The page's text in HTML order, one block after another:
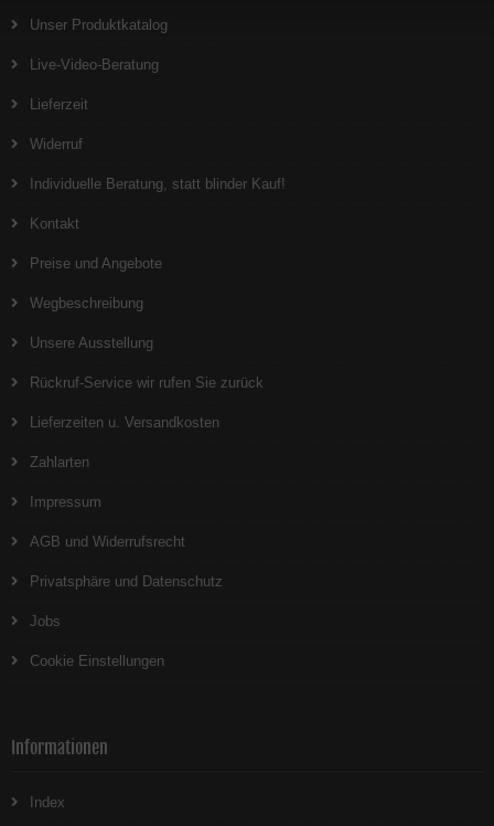
Unser Produktkatalog
Live-Video-Beratung
Lieferzeit
Widerruf
Individuelle Beratung, statt blinder Kauf!
Kontakt
Preise und Angebote
Wegbeschreibung
Unsere Ausstellung
Rückruf-Service wir rufen Sie zurück
Lieferzeiten u. Versandkosten
Zahlarten
Impressum
AGB und Widerrufsrecht
Privatsphäre und Datenschutz
Jobs
Cookie Einstellungen
Informationen
Index